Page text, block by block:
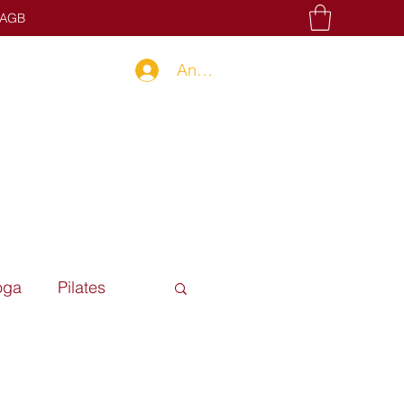
AGB
Anmelden
Pilates